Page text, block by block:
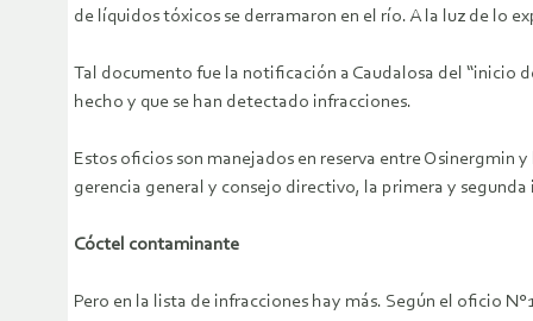
de líquidos tóxicos se derramaron en el río. A la luz de lo
Tal documento fue la notificación a Caudalosa del “inicio
hecho y que se han detectado infracciones.
Estos oficios son manejados en reserva entre Osinergmin
gerencia general y consejo directivo, la primera y
Cóctel contaminante
Pero en la lista de infracciones hay más. Según el oficio